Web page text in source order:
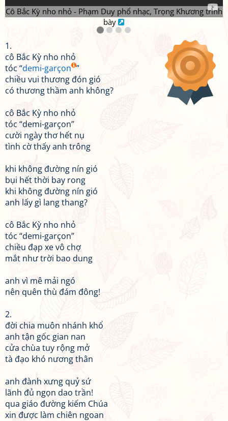
Cô Bắc Kỳ nho nhỏ - Phạm Duy phổ nhạc, Trọng Khương trình
bày
1.
cô Bắc Kỳ nho nhỏ
tóc “demi-garçon ”
chiều vui thương đón gió
có thương thầm anh không?
cô Bắc Kỳ nho nhỏ
tóc “demi-garçon”
cười ngày thơ hết nụ
tình cờ thấy anh trông
khi không đường nín gió
bụi hết thời bay rong
khi không đường nín gió
anh lấy gì lang thang?
cô Bắc Kỳ nho nhỏ
tóc “demi-garçon”
chiều đạp xe vô chợ
mắt như trời bao dung
anh vì mê mải ngó
nên quên thù đám đông!
2.
đời chia muôn nhánh khổ
anh tận gốc gian nan
cửa chùa tuy rộng mở
tà đạo khó nương thân
anh đành xưng quỷ sứ
lãnh đủ ngọn dao trần!
qua giáo đường kiếm Chúa
xin được làm chiên ngoan